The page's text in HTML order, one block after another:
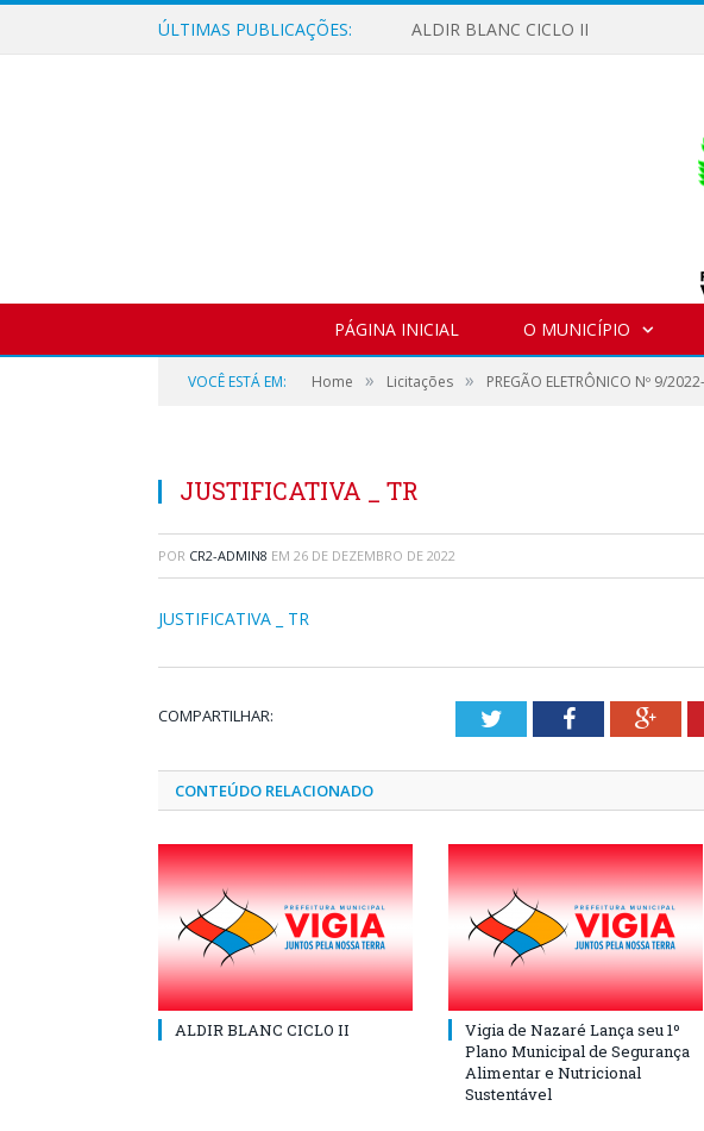
ÚLTIMAS PUBLICAÇÕES: ALDIR BLANC CICLO II
PÁGINA INICIAL O MUNICÍPIO
VOCÊ ESTÁ EM: Home » Licitações » PREGÃO ELETRÔNICO Nº 9/
JUSTIFICATIVA _ TR
POR CR2-ADMIN8 EM 26 DE DEZEMBRO DE 2022
JUSTIFICATIVA _ TR
COMPARTILHAR: TwitterFacebook
CONTEÚDO RELACIONADO
ALDIR BLANC CICLO II
Vigia de Nazaré Lança seu 1º
Plano Municipal de Segurança
Alimentar e Nutricional
Sustentável